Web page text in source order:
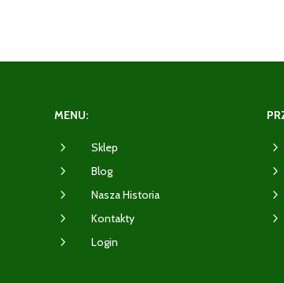
MENU:
5 Sklep
5 Blog
5 Nasza Historia
5 Kontakty
5 Login
5
5
5
5